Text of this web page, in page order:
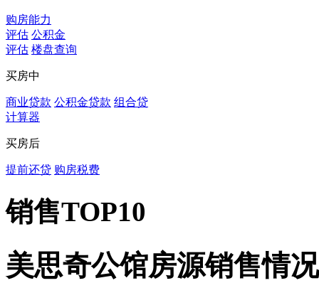
购房能力
评估 公积金
评估 楼盘查询
买房中
商业贷款 公积金贷款 组合贷
计算器
买房后
提前还贷 购房税费
销售TOP10
美思奇公馆房源销售情